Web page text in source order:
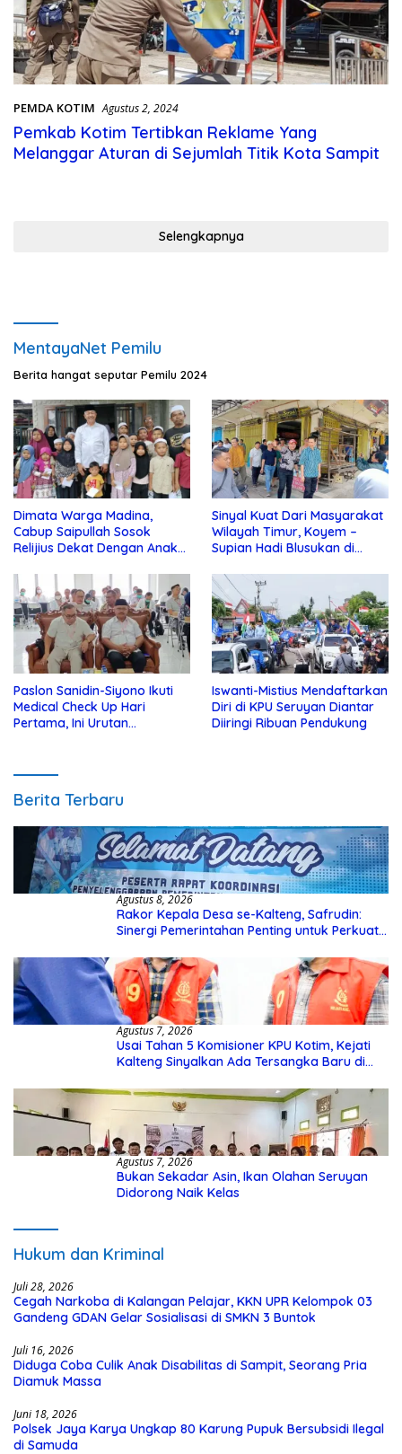
PEMDA KOTIM Agustus 2, 2024
Pemkab Kotim Tertibkan Reklame Yang
Melanggar Aturan di Sejumlah Titik Kota Sampit
Selengkapnya
MentayaNet Pemilu
Berita hangat seputar Pemilu 2024
Dimata Warga Madina,
Cabup Saipullah Sosok
Relijius Dekat Dengan Anak
Sinyal Kuat Dari Masyarakat
Wilayah Timur, Koyem –
Supian Hadi Blusukan di
Paslon Sanidin-Siyono Ikuti
Medical Check Up Hari
Pertama, Ini Urutan
Iswanti-Mistius Mendaftarkan
Diri di KPU Seruyan Diantar
Diiringi Ribuan Pendukung
Berita Terbaru
Agustus 8, 2026
Rakor Kepala Desa se-Kalteng, Safrudin:
Sinergi Pemerintahan Penting untuk Perkuat
Agustus 7, 2026
Usai Tahan 5 Komisioner KPU Kotim, Kejati
Kalteng Sinyalkan Ada Tersangka Baru di
Agustus 7, 2026
Bukan Sekadar Asin, Ikan Olahan Seruyan
Didorong Naik Kelas
Hukum dan Kriminal
Juli 28, 2026
Cegah Narkoba di Kalangan Pelajar, KKN UPR Kelompok 03
Gandeng GDAN Gelar Sosialisasi di SMKN 3 Buntok
Juli 16, 2026
Diduga Coba Culik Anak Disabilitas di Sampit, Seorang Pria
Diamuk Massa
Juni 18, 2026
Polsek Jaya Karya Ungkap 80 Karung Pupuk Bersubsidi Ilegal
di Samuda